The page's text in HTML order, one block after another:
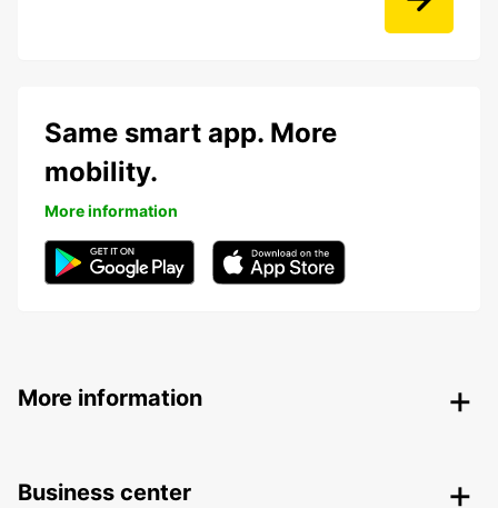
Same smart app. More
mobility.
More information
More information
Business center